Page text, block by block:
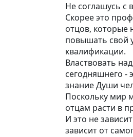
Не соглашусь с
Скорее это
отцов, которые
повышать свой
квалификации.
Властвовать
сегодняшнего -
знание Души
Поскольку мир
отцам расти в
И это не
зависит от